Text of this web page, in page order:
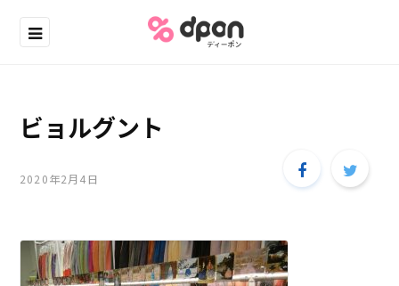
ビョルグント
2020年2月4日